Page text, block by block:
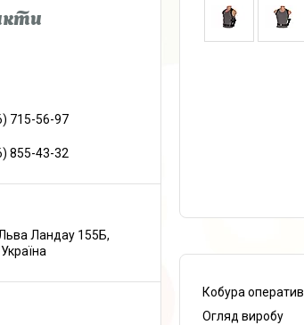
Кобура
Огляд виробу
715-56-97
855-43-32
Ландау 155Б,